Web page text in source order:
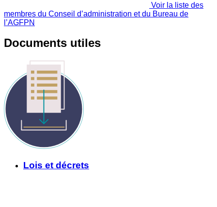
Voir la liste des
membres du Conseil d’administration et du Bureau de
l’AGFPN
Documents utiles
Lois et décrets